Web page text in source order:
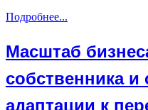
Подробнее...
Масштаб
собственника